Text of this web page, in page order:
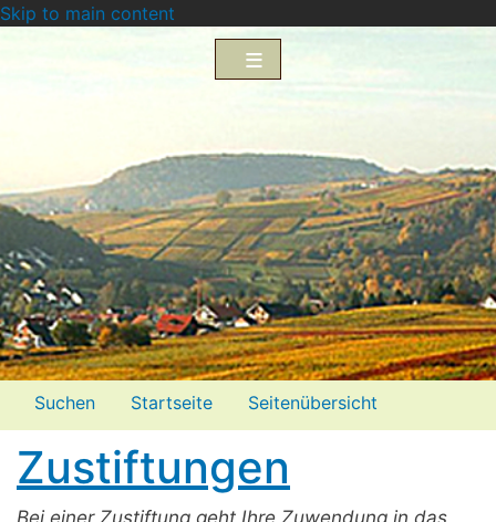
Skip to main content
Menü2
Suchen Startseite
Seitenübersicht
Impressum
Zustiftungen
Bei einer Zustiftung geht Ihre Zuwendung in das